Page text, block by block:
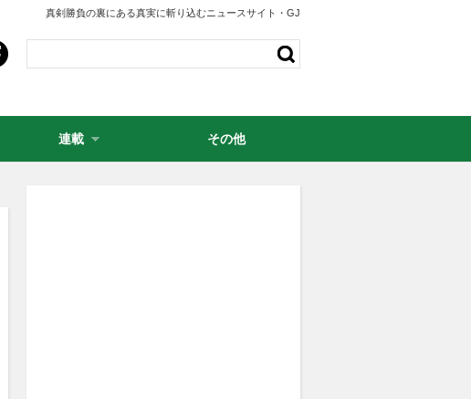
真剣勝負の裏にある真実に斬り込むニュースサイト・GJ
連載 その他